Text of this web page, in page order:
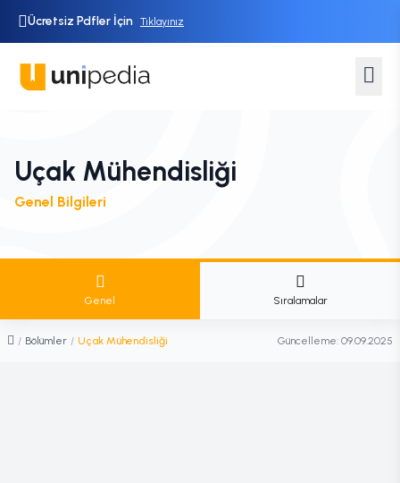
Ücretsiz Pdfler İçin Tıklayınız
Uçak Mühendisliği
Genel Bilgileri
Genel Sıralamalar
/ Bölümler / Uçak Mühendisliği Güncelleme: 09.09.2025